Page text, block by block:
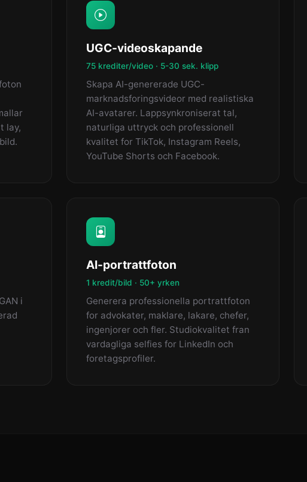
lay,
UGC-videoskapande
75 krediter/video · 5-30 sek. klipp
Skapa AI-genererade UGC-
marknadsforingsvideor med realistiska
AI-avatarer. Lappsynkroniserat tal,
naturliga uttryck och professionell
kvalitet for TikTok, Instagram Reels,
YouTube Shorts och Facebook.
i
AI-portrattfoton
1 kredit/bild · 50+ yrken
Generera professionella portrattfoton
for advokater, maklare, lakare, chefer,
ingenjorer och fler. Studiokvalitet fran
vardagliga selfies for LinkedIn och
foretagsprofiler.